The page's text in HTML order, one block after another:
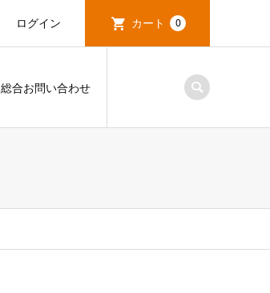
ログイン カート 0
総合お問い合わせ